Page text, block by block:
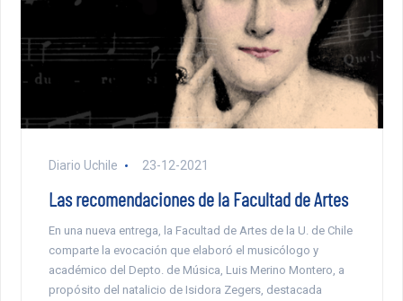
Diario Uchile 23-12-2021
Las recomendaciones de la Facultad de Artes
En una nueva entrega, la Facultad de Artes de la U. de Chile
comparte la evocación que elaboró el musicólogo y
académico del Depto. de Música, Luis Merino Montero, a
propósito del natalicio de Isidora Zegers, destacada